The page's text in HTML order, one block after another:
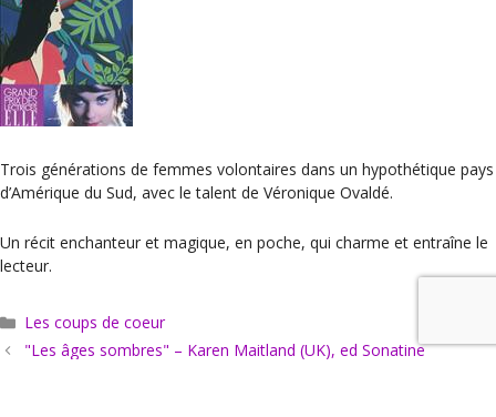
Trois générations de femmes volontaires dans un hypothétique pays
d’Amérique du Sud, avec le talent de Véronique Ovaldé.
Un récit enchanteur et magique, en poche, qui charme et entraîne le
lecteur.
Catégories
Les coups de coeur
"Les âges sombres" – Karen Maitland (UK), ed Sonatine